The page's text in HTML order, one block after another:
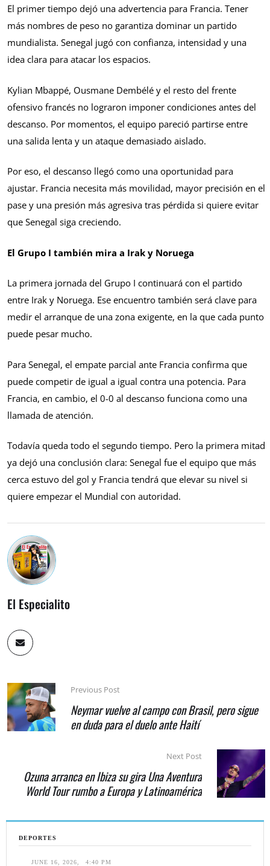
DEPORTES
JUNE 16, 2026 4:40 PM
El primer tiempo dejó una advertencia para Francia. Tener
más nombres de peso no garantiza dominar un partido
mundialista. Senegal jugó con confianza, intensidad y una
idea clara para atacar los espacios.
Kylian Mbappé, Ousmane Dembélé y el resto del frente
ofensivo francés no lograron imponer condiciones antes del
descanso. Por momentos, el equipo pareció partirse entre
una salida lenta y un ataque demasiado aislado.
Por eso, el descanso llegó como una oportunidad para
ajustar. Francia necesita más movilidad, mayor precisión en el
pase y una presión más agresiva tras pérdida si quiere evitar
que Senegal siga creciendo.
El Grupo I también mira a Irak y Noruega
La primera jornada del Grupo I continuará con el partido
entre Irak y Noruega. Ese encuentro también será clave para
medir el arranque de una zona exigente, en la que cada punto
puede pesar mucho.
Para Senegal, el empate parcial ante Francia confirma que
puede competir de igual a igual contra una potencia. Para
Francia, en cambio, el 0-0 al descanso funciona como una
llamada de atención.
Todavía queda todo el segundo tiempo. Pero la primera mitad
ya dejó una conclusión clara: Senegal fue el equipo que más
cerca estuvo del gol y Francia tendrá que elevar su nivel si
quiere empezar el Mundial con autoridad.
El Especialito
Previous Post
Neymar vuelve al campo con Brasil, pero sigue
en duda para el duelo ante Haití
Next Post
Ozuna arranca en Ibiza su gira Una Aventura
World Tour rumbo a Europa y Latinoamérica